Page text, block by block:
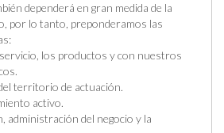
dependerá en gran medida de la
por lo tanto, preponderamos las
los productos y con nuestros
territorio de actuación.
activo.
administración del negocio y la